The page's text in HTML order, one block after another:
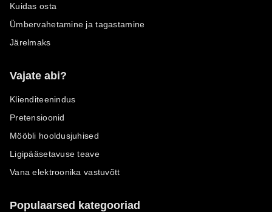
Kuidas osta
Ümbervahetamine ja tagastamine
Järelmaks
Vajate abi?
Klienditeenindus
Pretensioonid
Mööbli hooldusjuhised
Ligipääsetavuse teave
Vana elektroonika vastuvõtt
Populaarsed kategooriad